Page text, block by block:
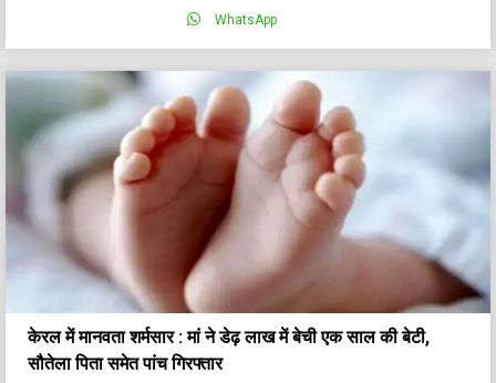
WhatsApp
केरल में मानवता शर्मसार : मां ने डेढ़ लाख में बेची एक साल की बेटी,
सौतेला पिता समेत पांच गिरफ्तार